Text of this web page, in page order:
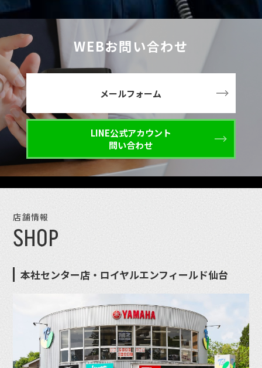
WEBお問い合わせ
メールフォーム
LINE公式アカウント
問い合わせ
店舗情報
SHOP
本社センター店・ロイヤルエンフィールド仙台